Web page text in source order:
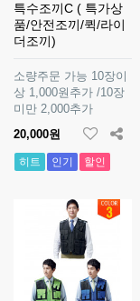
특수조끼C ( 특가상
품/안전조끼/퀵/라이
더조끼)
소량주문 가능 10장이
상 1,000원추가 /10장
미만 2,000추가
20,000원
히트 인기 할인